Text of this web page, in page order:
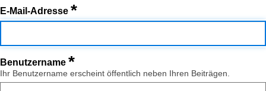
E-Mail-Adresse *
Benutzername *
Ihr Benutzername erscheint öffentlich neben Ihren Beiträgen.